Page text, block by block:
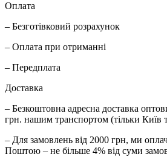
Оплата
– Безготівковий розрахунок
– Оплата при отриманні
– Передплата
Доставка
– Безкоштовна адресна доставка
грн. нашим транспортом (тільки Київ
– Для замовлень від 2000 грн, ми
Поштою – не більше 4% від суми